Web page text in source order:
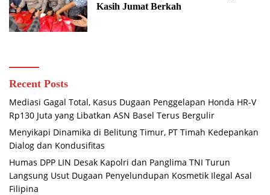
Kasih Jumat Berkah
Recent Posts
Mediasi Gagal Total, Kasus Dugaan Penggelapan Honda HR-V
Rp130 Juta yang Libatkan ASN Basel Terus Bergulir
Menyikapi Dinamika di Belitung Timur, PT Timah Kedepankan
Dialog dan Kondusifitas
Humas DPP LIN Desak Kapolri dan Panglima TNI Turun
Langsung Usut Dugaan Penyelundupan Kosmetik Ilegal Asal
Filipina